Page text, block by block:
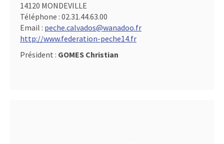
14120 MONDEVILLE
Téléphone : 02.31.44.63.00
Email : peche.calvados@wanadoo.fr
http://www.federation-peche14.fr
Président : GOMES Christian